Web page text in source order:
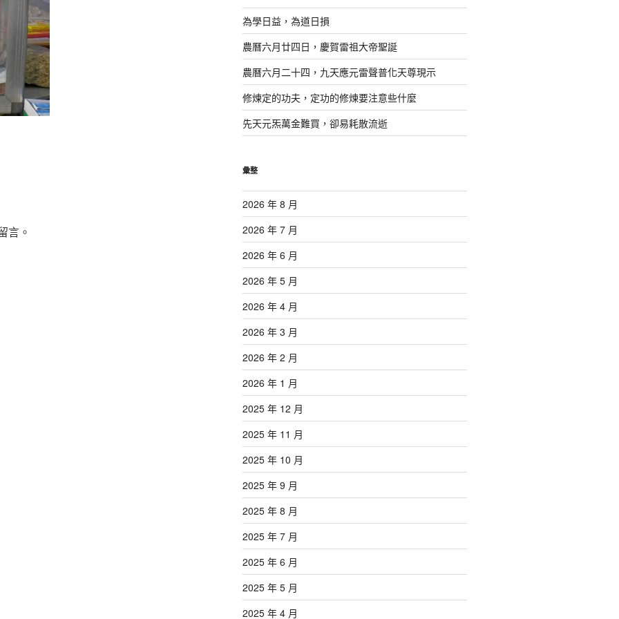
言。
為學日益，為道日損
農曆六月廿四日，慶賀雷祖大帝聖誕
農曆六月二十四，九天應元雷聲普化天尊現示
修煉定的功夫，定功的修煉要注意些什麼
先天元炁萬金難買，卻易耗散流逝
彙整
2026 年 8 月
2026 年 7 月
2026 年 6 月
2026 年 5 月
2026 年 4 月
2026 年 3 月
2026 年 2 月
2026 年 1 月
2025 年 12 月
2025 年 11 月
2025 年 10 月
2025 年 9 月
2025 年 8 月
2025 年 7 月
2025 年 6 月
2025 年 5 月
2025 年 4 月